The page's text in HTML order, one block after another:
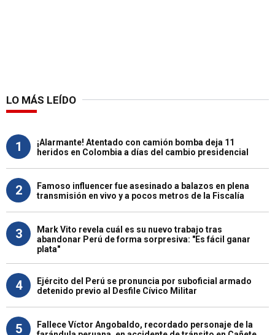
LO MÁS LEÍDO
1
¡Alarmante! Atentado con camión bomba deja 11
heridos en Colombia a días del cambio presidencial
2
Famoso influencer fue asesinado a balazos en plena
transmisión en vivo y a pocos metros de la Fiscalía
3
Mark Vito revela cuál es su nuevo trabajo tras
abandonar Perú de forma sorpresiva: "Es fácil ganar
plata"
4
Ejército del Perú se pronuncia por suboficial armado
detenido previo al Desfile Cívico Militar
5
Fallece Víctor Angobaldo, recordado personaje de la